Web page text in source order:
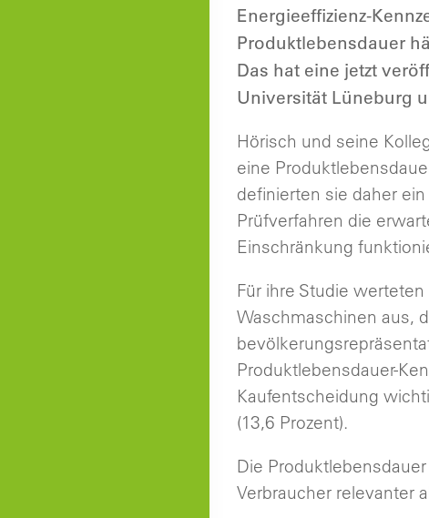
Energieeffizienz-
Produktlebensdauer
Das hat eine jetzt
Universität Lüneburg
Hörisch und seine
eine
definierten sie daher
Prüfverfahren die
Einschränkung
Für ihre Studie
Waschmaschinen aus,
Produktlebensdauer-
Kaufentscheidung
(13,6 Prozent).
Die
Verbraucher relevanter